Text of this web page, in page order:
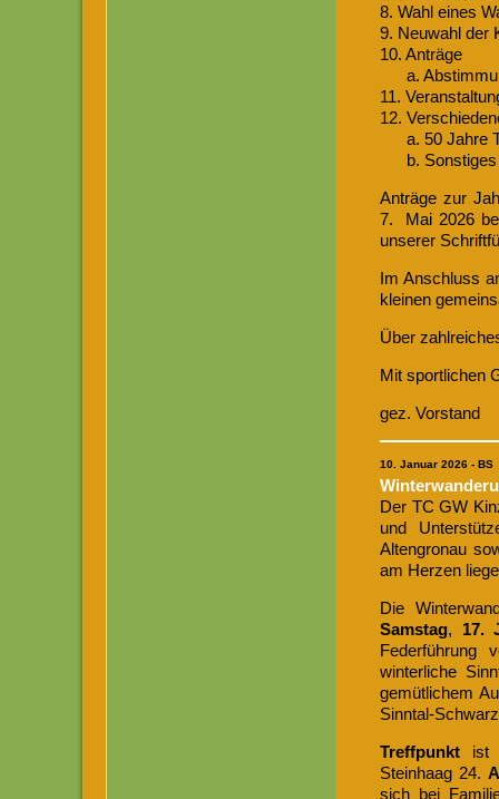
8. Wahl eines
9. Neuwahl der
10. Anträge
a.
11.
12.
a. 50 Jahre
b. Sonstiges
Anträge zur
7. Mai 2026
unserer
Im Anschluss
kleinen
Über
Mit sportlichen
gez. Vorstand
10. Januar 2026 - BS
Der TC GW
und
Altengronau
am Herzen
Die
Samstag, 17.
Federführung
winterliche
gemütlichem
Sinntal-
Treffpunkt
Steinhaag 24.
sich bei